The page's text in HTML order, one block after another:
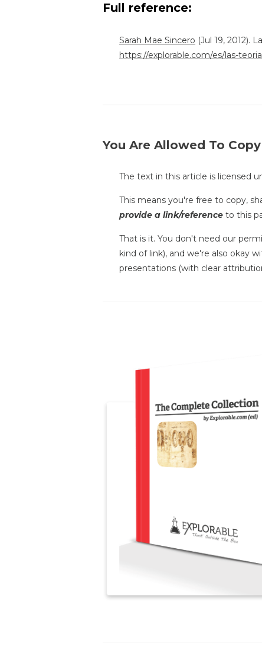
Full reference:
Sarah Mae Sincero (Jul 19, 2012).
https://explorable.com/es/las-
You Are Allowed To
The text in this article is licensed
This means you're free to copy,
provide a link/reference to this
That is it. You don't need our
kind of link), and we're also okay
presentations (with clear